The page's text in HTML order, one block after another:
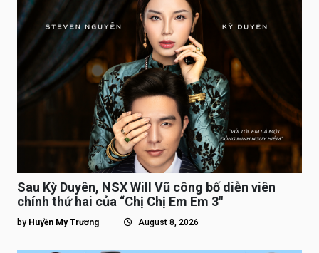
Sau Kỳ Duyên, NSX Will Vũ công bố diễn viên
chính thứ hai của “Chị Chị Em Em 3″
by Huyền My Trương August 8, 2026